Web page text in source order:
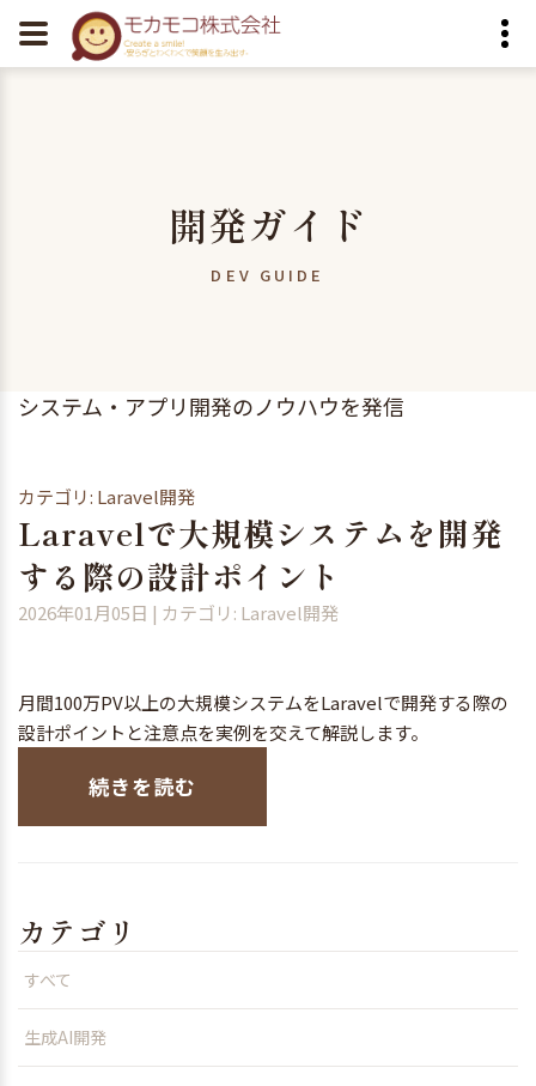
開発ガイド
DEV GUIDE
システム・アプリ開発のノウハウを発信
カテゴリ: Laravel開発
Laravelで大規模システムを開発
する際の設計ポイント
2026年01月05日 | カテゴリ: Laravel開発
月間100万PV以上の大規模システムをLaravelで開発する際の
設計ポイントと注意点を実例を交えて解説します。
続きを読む
カテゴリ
すべて
生成AI開発